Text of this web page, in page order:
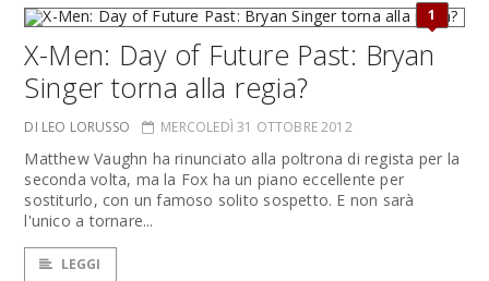
1
X-Men: Day of Future Past: Bryan
Singer torna alla regia?
DI LEO LORUSSO MERCOLEDÌ 31 OTTOBRE 2012
Matthew Vaughn ha rinunciato alla poltrona di regista per la
seconda volta, ma la Fox ha un piano eccellente per
sostiturlo, con un famoso solito sospetto. E non sarà
l'unico a tornare...
LEGGI